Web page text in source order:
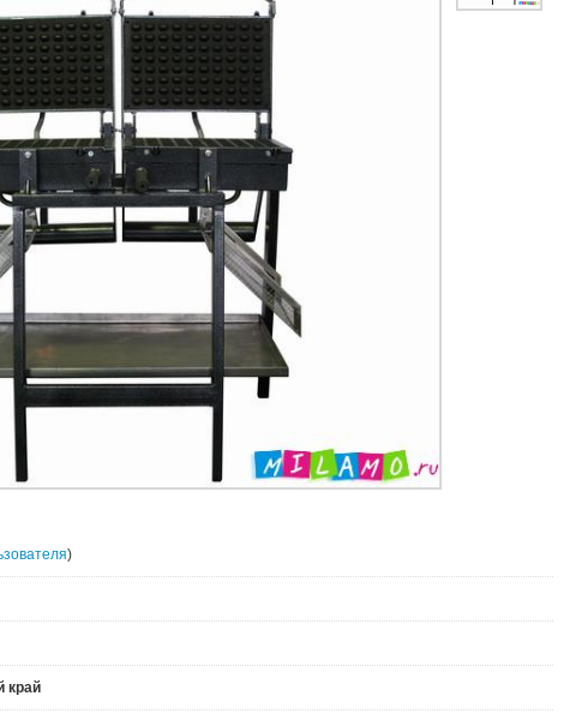
)
край